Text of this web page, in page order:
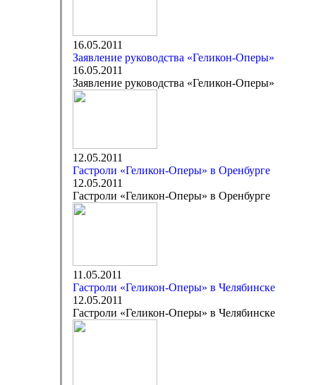
16.05.2011
Заявление руководства «Геликон-Оперы»
16.05.2011
Заявление руководства «Геликон-Оперы»
12.05.2011
Гастроли «Геликон-Оперы» в Оренбурге
12.05.2011
Гастроли «Геликон-Оперы» в Оренбурге
11.05.2011
Гастроли «Геликон-Оперы» в Челябинске
12.05.2011
Гастроли «Геликон-Оперы» в Челябинске